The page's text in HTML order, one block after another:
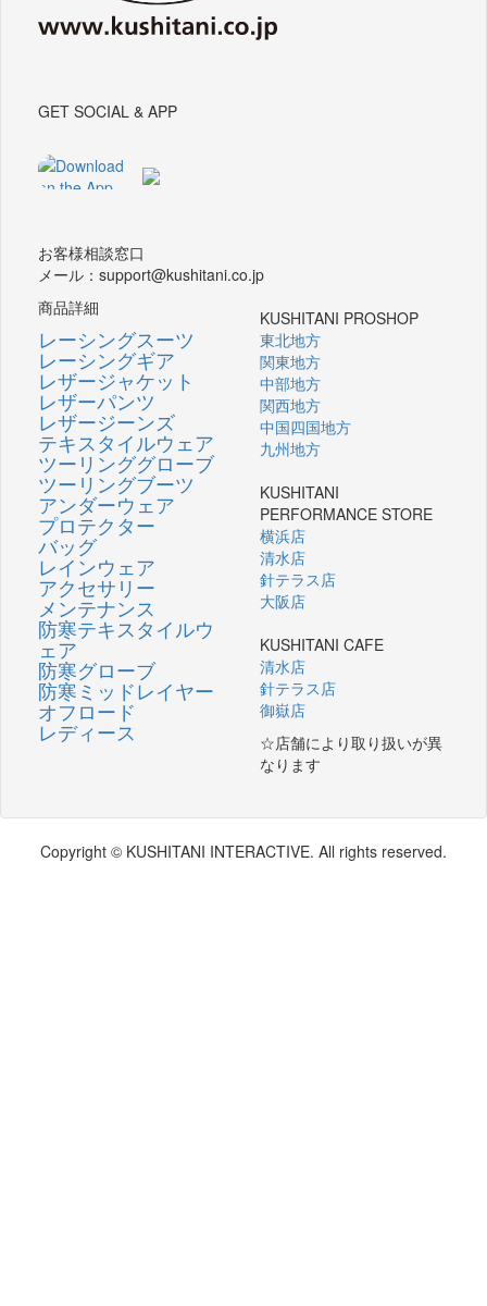
GET SOCIAL & APP
お客様相談窓口
メール：support@kushitani.co.jp
商品詳細
レーシングスーツ
レーシングギア
レザージャケット
レザーパンツ
レザージーンズ
テキスタイルウェア
ツーリンググローブ
ツーリングブーツ
アンダーウェア
プロテクター
バッグ
レインウェア
アクセサリー
メンテナンス
防寒テキスタイルウ
ェア
防寒グローブ
防寒ミッドレイヤー
オフロード
レディース
KUSHITANI PROSHOP
東北地方
関東地方
中部地方
関西地方
中国四国地方
九州地方
KUSHITANI
PERFORMANCE STORE
横浜店
清水店
針テラス店
大阪店
KUSHITANI CAFE
清水店
針テラス店
御嶽店
☆店舗により取り扱いが異
なります
Copyright © KUSHITANI INTERACTIVE. All rights reserved.